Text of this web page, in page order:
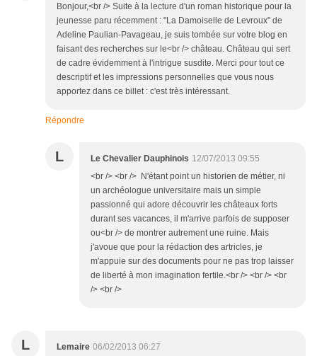
Bonjour,<br /> Suite à la lecture d'un roman historique pour la
jeunesse paru récemment : "La Damoiselle de Levroux" de
Adeline Paulian-Pavageau, je suis tombée sur votre blog en
faisant des recherches sur le<br /> château. Château qui sert
de cadre évidemment à l'intrigue susdite. Merci pour tout ce
descriptif et les impressions personnelles que vous nous
apportez dans ce billet : c'est très intéressant.
Répondre
L Le Chevalier Dauphinois 12/07/2013 09:55
<br /> <br /> N'étant point un historien de métier, ni
un archéologue universitaire mais un simple
passionné qui adore découvrir les châteaux forts
durant ses vacances, il m'arrive parfois de supposer
ou<br /> de montrer autrement une ruine. Mais
j'avoue que pour la rédaction des artricles, je
m'appuie sur des documents pour ne pas trop laisser
de liberté à mon imagination fertile.<br /> <br /> <br
/> <br />
L Lemaire 06/02/2013 06:27